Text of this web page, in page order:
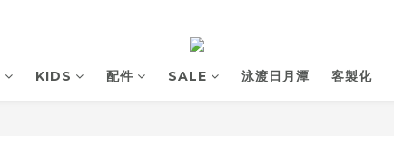
KIDS 配件 SALE 泳渡日月潭 客製化